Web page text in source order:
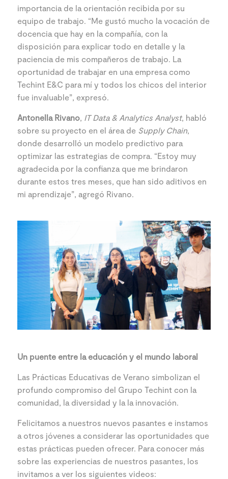
importancia de la orientación recibida por su
equipo de trabajo. “Me gustó mucho la vocación de
docencia que hay en la compañía, con la
disposición para explicar todo en detalle y la
paciencia de mis compañeros de trabajo. La
oportunidad de trabajar en una empresa como
Techint E&C para mí y todos los chicos del interior
fue invaluable”, expresó.
Antonella Rivano, IT Data & Analytics Analyst, habló
sobre su proyecto en el área de Supply Chain,
donde desarrolló un modelo predictivo para
optimizar las estrategias de compra. “Estoy muy
agradecida por la confianza que me brindaron
durante estos tres meses, que han sido aditivos en
mi aprendizaje”, agregó Rivano.
Un puente entre la educación y el mundo laboral
Las Prácticas Educativas de Verano simbolizan el
profundo compromiso del Grupo Techint con la
comunidad, la diversidad y la la innovación.
Felicitamos a nuestros nuevos pasantes e instamos
a otros jóvenes a considerar las oportunidades que
estas prácticas pueden ofrecer. Para conocer más
sobre las experiencias de nuestros pasantes, los
invitamos a ver los siguientes videos: